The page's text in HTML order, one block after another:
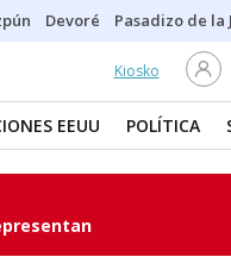
Devoré Pasadizo de la
Kiosko
EEUU POLÍTICA